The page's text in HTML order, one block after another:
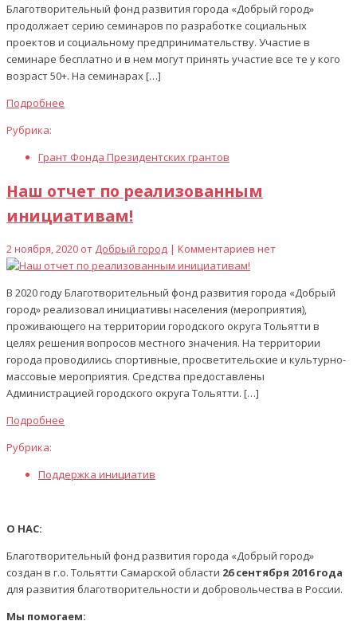
Благотворительный фонд развития города «Добрый город»
продолжает серию семинаров по разработке социальных
проектов и социальному предпринимательству. Участие в
семинаре бесплатно и в нем могут принять участие все те у кого
возраст 50+. На семинарах […]
Подробнее
Рубрика:
Грант Фонда Президентских грантов
Наш отчет по реализованным
инициативам!
2 ноября, 2020 от Добрый город | Комментариев нет
В 2020 году Благотворительный фонд развития города «Добрый
город» реализовал инициативы населения (мероприятия),
проживающего на территории городского округа Тольятти в
целях решения вопросов местного значения. На территории
города проводились спортивные, просветительские и культурно-
массовые мероприятия. Средства предоставлены
Администрацией городского округа Тольятти. […]
Подробнее
Рубрика:
Поддержка инициатив
О НАС:
Благотворительный фонд развития города «Добрый город»
создан в г.о. Тольятти Самарской области 26 сентября 2016 года
для развития благотворительности и добровольчества в России.
Мы помогаем: